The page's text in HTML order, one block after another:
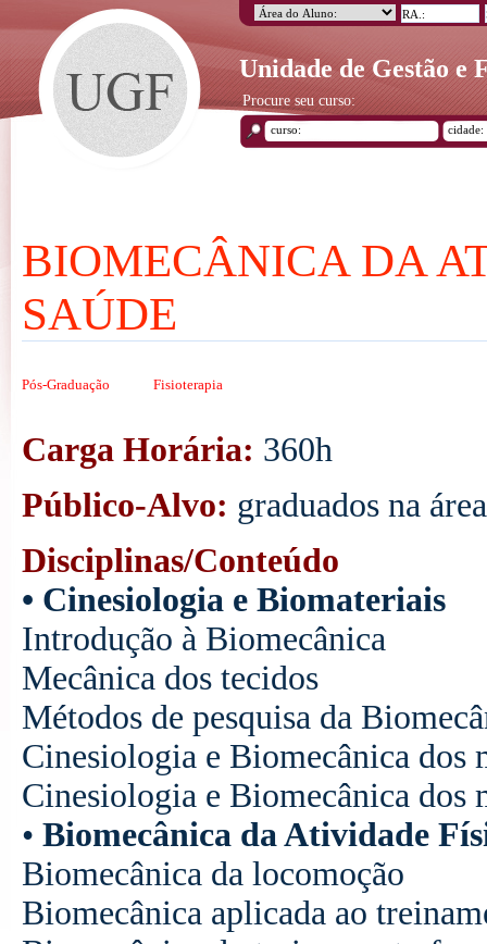
Unidade de Gestão e
Procure seu curso:
BIOMECÂNICA DA
SAÚDE
Pós-Graduação Fisioterapia
Carga Horária: 360h
Público-Alvo: graduados na
Disciplinas/Conteúdo
• Cinesiologia e Biomateriais
Introdução à Biomecânica
Mecânica dos tecidos
Métodos de pesquisa da
Cinesiologia e Biomecânica dos
Cinesiologia e Biomecânica dos
• Biomecânica da Atividade
Biomecânica da locomoção
Biomecânica aplicada ao